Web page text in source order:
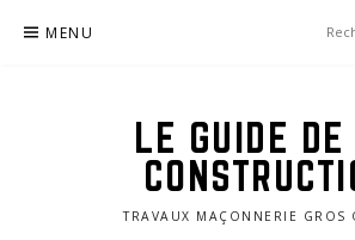
MENU
LE GUIDE
TRAVAUX MAÇONNERIE GROS